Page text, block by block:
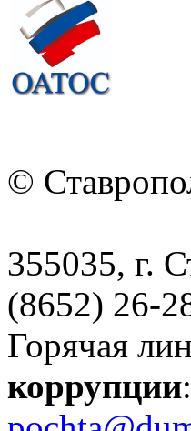
©
355035, г.
(8652) 26-
Горячая
коррупции: